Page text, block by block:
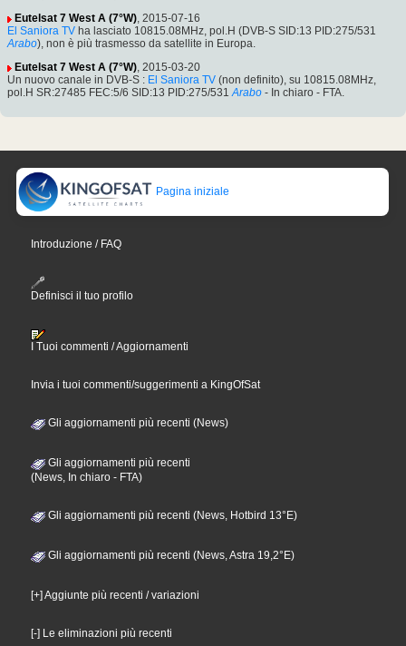
Eutelsat 7 West A (7°W), 2015-07-16
El Saniora TV ha lasciato 10815.08MHz, pol.H (DVB-S SID:13 PID:275/531
Arabo), non è più trasmesso da satellite in Europa.
Eutelsat 7 West A (7°W), 2015-03-20
Un nuovo canale in DVB-S : El Saniora TV (non definito), su 10815.08MHz,
pol.H SR:27485 FEC:5/6 SID:13 PID:275/531 Arabo - In chiaro - FTA.
Pagina iniziale
Introduzione / FAQ
Definisci il tuo profilo
I Tuoi commenti / Aggiornamenti
Invia i tuoi commenti/suggerimenti a KingOfSat
Gli aggiornamenti più recenti (News)
Gli aggiornamenti più recenti
(News, In chiaro - FTA)
Gli aggiornamenti più recenti (News, Hotbird 13°E)
Gli aggiornamenti più recenti (News, Astra 19,2°E)
[+] Aggiunte più recenti / variazioni
[-] Le eliminazioni più recenti